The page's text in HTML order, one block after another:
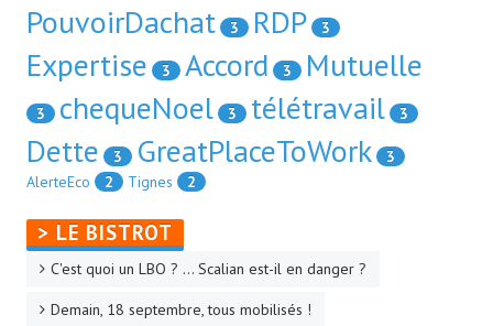
PouvoirDachat 3 RDP 3
Expertise 3 Accord 3 Mutuelle
3 chequeNoel 3 télétravail 3
Dette 3 GreatPlaceToWork
3
AlerteEco
2 Tignes 2
> LE BISTROT
C'est quoi un LBO ? ... Scalian est-il en danger ?
Demain, 18 septembre, tous mobilisés !